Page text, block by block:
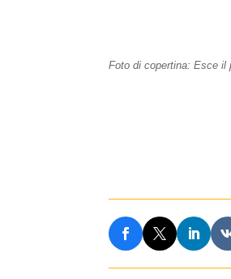
Foto di copertina: Esce il